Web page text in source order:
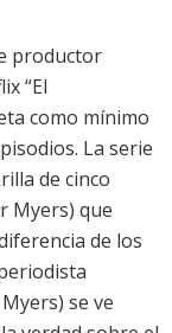
productor
“El
como mínimo
La serie
de cinco
Myers) que
de los
se ve